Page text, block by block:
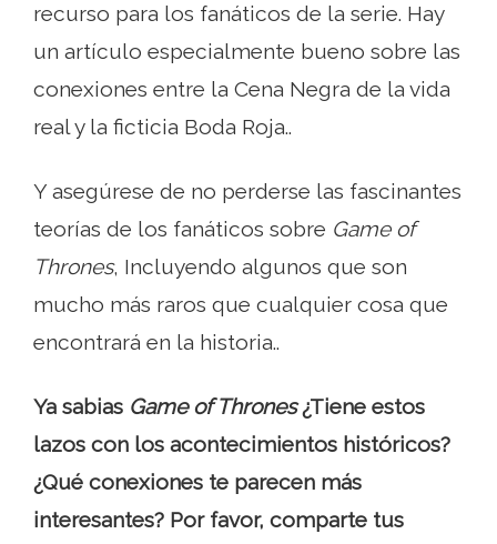
recurso para los fanáticos de la serie. Hay
un artículo especialmente bueno sobre las
conexiones entre la Cena Negra de la vida
real y la ficticia Boda Roja..
Y asegúrese de no perderse las fascinantes
teorías de los fanáticos sobre Game of
Thrones, Incluyendo algunos que son
mucho más raros que cualquier cosa que
encontrará en la historia..
Ya sabias Game of Thrones¿Tiene estos
lazos con los acontecimientos históricos?
¿Qué conexiones te parecen más
interesantes? Por favor, comparte tus